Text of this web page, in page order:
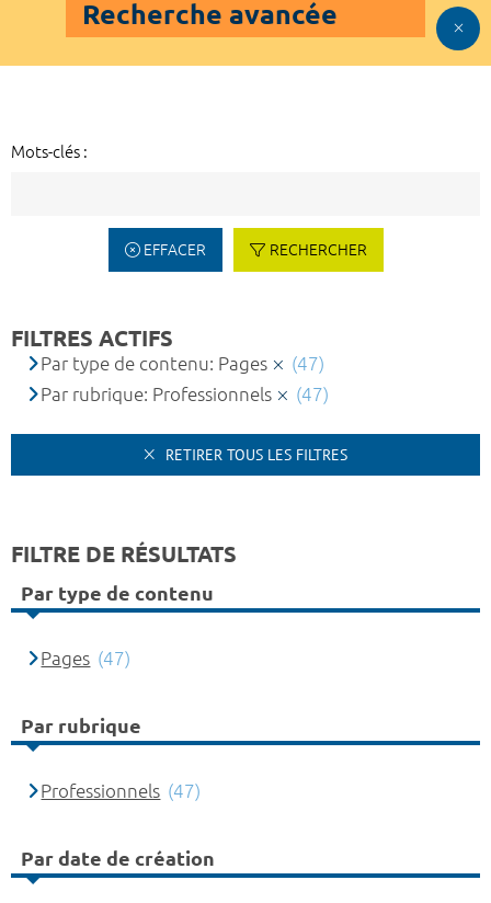
Recherche avancée
Mots-clés :
EFFACER RECHERCHER
FILTRES ACTIFS
Par type de contenu: Pages
(47)
Par rubrique: Professionnels
(47)
RETIRER TOUS LES FILTRES
FILTRE DE RÉSULTATS
Par type de contenu
Pages (47)
Par rubrique
Professionnels (47)
Par date de création